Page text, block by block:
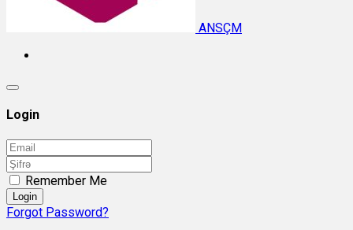
ANSÇM
Login
Remember Me
Login
Forgot Password?